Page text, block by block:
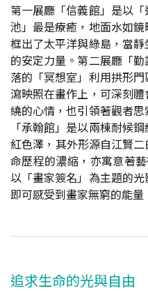
第一展廳「信義館」是以
池」最是療癒，地面水如
框出了太平洋與綠島，當
的安定力量。第二展廳「
落的「冥想室」利用拱形
瀉映照在畫作上，可深刻
繞的心情，也引領著觀者
「承翰館」是以兩棟耐候
紅色澤，其外形源自江賢
命歷程的濃縮，亦寓意著
以「畫家簽名」為主題的
即可感受到畫家無窮的能量
追求生命的光與自由